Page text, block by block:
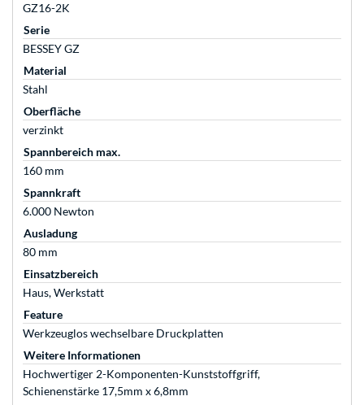
GZ16-2K
Serie
BESSEY GZ
Material
Stahl
Oberfläche
verzinkt
Spannbereich max.
160 mm
Spannkraft
6.000 Newton
Ausladung
80 mm
Einsatzbereich
Haus, Werkstatt
Feature
Werkzeuglos wechselbare Druckplatten
Weitere Informationen
Hochwertiger 2-Komponenten-Kunststoffgriff,
Schienenstärke 17,5mm x 6,8mm